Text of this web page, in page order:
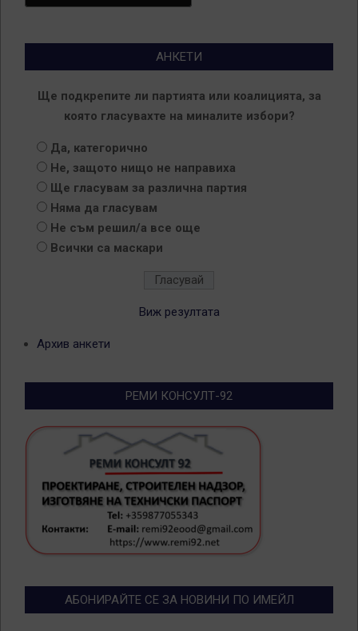
АНКЕТИ
Ще подкрепите ли партията или коалицията, за
която гласувахте на миналите избори?
Да, категорично
Не, защото нищо не направиха
Ще гласувам за различна партия
Няма да гласувам
Не съм решил/а все още
Всички са маскари
Виж резултата
Архив анкети
РЕМИ КОНСУЛТ-92
АБОНИРАЙТЕ СЕ ЗА НОВИНИ ПО ИМЕЙЛ